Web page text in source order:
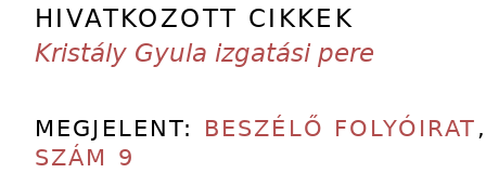
HIVATKOZOTT CIKKEK
Kristály Gyula izgatási pere
MEGJELENT: BESZÉLŐ FOLYÓIRAT
SZÁM 9